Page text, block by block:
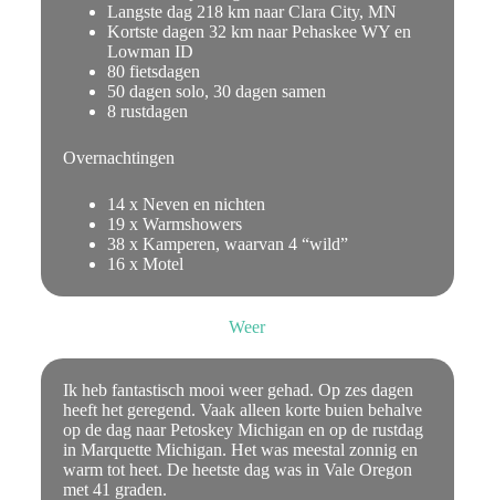
Langste dag 218 km naar Clara City, MN
Kortste dagen 32 km naar Pehaskee WY en
Lowman ID
80 fietsdagen
50 dagen solo, 30 dagen samen
8 rustdagen
Overnachtingen
14 x Neven en nichten
19 x Warmshowers
38 x Kamperen, waarvan 4 “wild”
16 x Motel
Weer
Ik heb fantastisch mooi weer gehad. Op zes dagen
heeft het geregend. Vaak alleen korte buien behalve
op de dag naar Petoskey Michigan en op de rustdag
in Marquette Michigan. Het was meestal zonnig en
warm tot heet. De heetste dag was in Vale Oregon
met 41 graden.